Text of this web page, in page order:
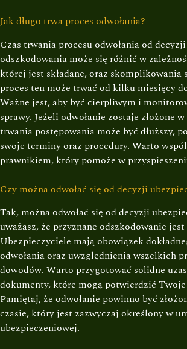
Jak długo trwa proces odwołania?
Czas trwania procesu odwołania od
odszkodowania może się różnić w
której jest składane, oraz skomplikowania
proces ten może trwać od kilku miesięcy
Ważne jest, aby być cierpliwym i
sprawy. Jeżeli odwołanie zostaje złożone
trwania postępowania może być dłuższy,
swoje terminy oraz procedury. Warto
prawnikiem, który pomoże w
Czy można odwołać się od decyzji
Tak, można odwołać się od decyzji
uważasz, że przyznane odszkodowanie
Ubezpieczyciele mają obowiązek
odwołania oraz uwzględnienia wszelkich
dowodów. Warto przygotować solidne
dokumenty, które mogą potwierdzić
Pamiętaj, że odwołanie powinno być
czasie, który jest zazwyczaj określony w
ubezpieczeniowej.